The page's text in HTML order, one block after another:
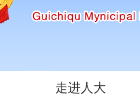
走进人大